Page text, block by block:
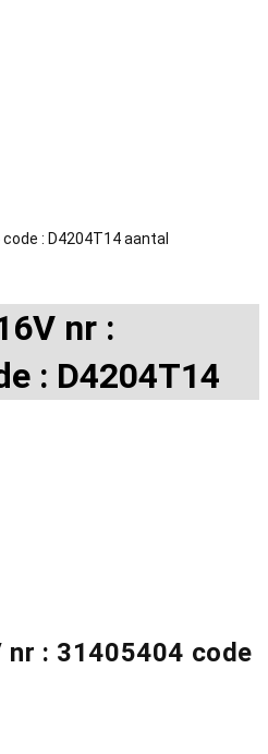
: D4204T14 aantal
nr :
: D4204T14
nr : 31405404 code